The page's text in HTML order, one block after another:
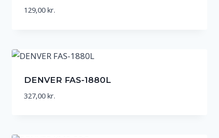
129,00 kr.
DENVER FAS-1880L
327,00 kr.